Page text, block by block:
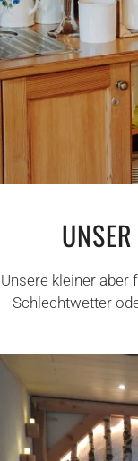
Unsere kleiner aber
Schlechtwetter